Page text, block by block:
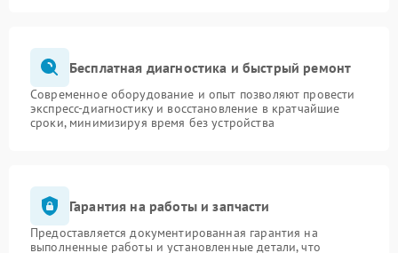
Бесплатная диагностика и быстрый ремонт
Современное оборудование и опыт позволяют провести
экспресс-диагностику и восстановление в кратчайшие
сроки, минимизируя время без устройства
Гарантия на работы и запчасти
Предоставляется документированная гарантия на
выполненные работы и установленные детали, что